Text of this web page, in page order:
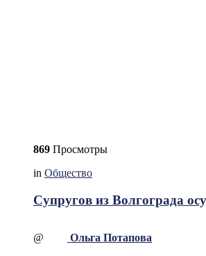
869 Просмотры
in Общество
Супругов из Волгограда
@ Ольга Потапова